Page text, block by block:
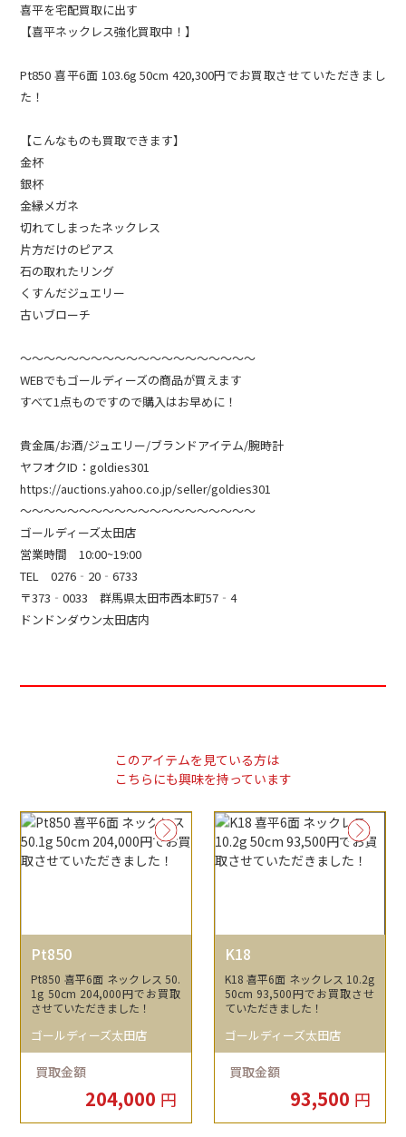
喜平を宅配買取に出す
【喜平ネックレス強化買取中！】
Pt850 喜平6面 103.6g 50cm 420,300円でお買取させていただきまし
た！
【こんなものも買取できます】
金杯
銀杯
金縁メガネ
切れてしまったネックレス
片方だけのピアス
石の取れたリング
くすんだジュエリー
古いブローチ
～～～～～～～～～～～～～～～～～～～～
WEBでもゴールディーズの商品が買えます
すべて1点ものですので購入はお早めに！
貴金属/お酒/ジュエリー/ブランドアイテム/腕時計
ヤフオクID：goldies301
https://auctions.yahoo.co.jp/seller/goldies301
～～～～～～～～～～～～～～～～～～～～
ゴールディーズ太田店
営業時間 10:00~19:00
TEL 0276‐20‐6733
〒373‐0033 群馬県太田市西本町57‐4
ドンドンダウン太田店内
このアイテムを見ている方は
こちらにも興味を持っています
Pt850
Pt850 喜平6面 ネックレス 50.
1g 50cm 204,000円でお買取
させていただきました！
ゴールディーズ太田店
買取金額
204,000 円
K18
K18 喜平6面 ネックレス 10.2g
50cm 93,500円でお買取させ
ていただきました！
ゴールディーズ太田店
買取金額
93,500 円